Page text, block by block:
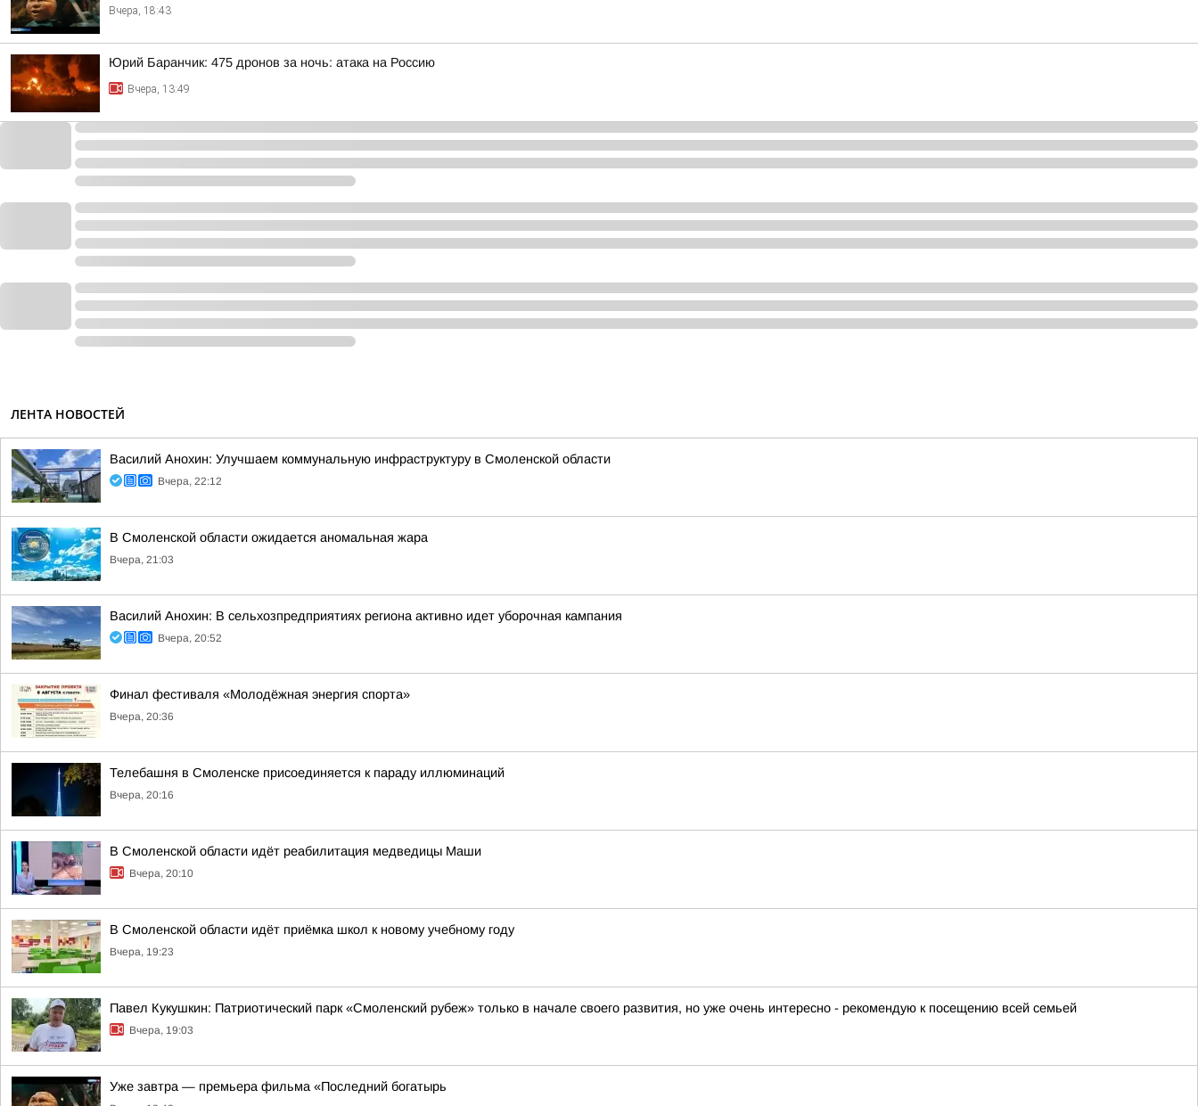
Вчера, 18:43
Юрий Баранчик: 475 дронов за ночь: атака на Россию
Вчера, 13:49
ЛЕНТА НОВОСТЕЙ
Василий Анохин: Улучшаем коммунальную инфраструктуру в Смоленской области
Вчера, 22:12
В Смоленской области ожидается аномальная жара
Вчера, 21:03
Василий Анохин: В сельхозпредприятиях региона активно идет уборочная кампания
Вчера, 20:52
Финал фестиваля «Молодёжная энергия спорта»
Вчера, 20:36
Телебашня в Смоленске присоединяется к параду иллюминаций
Вчера, 20:16
В Смоленской области идёт реабилитация медведицы Маши
Вчера, 20:10
В Смоленской области идёт приёмка школ к новому учебному году
Вчера, 19:23
Павел Кукушкин: Патриотический парк «Смоленский рубеж» только в начале своего развития, но уже очень интересно - рекомендую к посещению всей семьей
Вчера, 19:03
Уже завтра — премьера фильма «Последний богатырь